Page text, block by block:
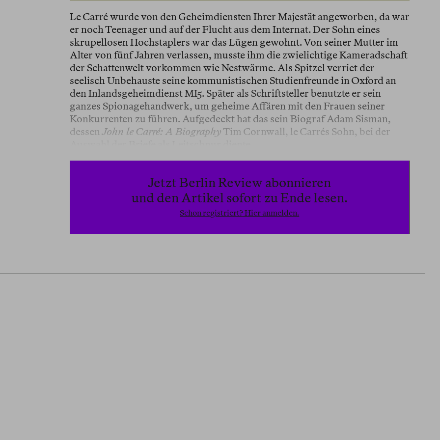
Le Carré wurde von den Geheimdiensten Ihrer Majestät angeworben, da war
er noch Teenager und auf der Flucht aus dem Internat. Der Sohn eines
skrupellosen Hochstaplers war das Lügen gewohnt. Von seiner Mutter im
Alter von fünf Jahren verlassen, musste ihm die zwielichtige Kameradschaft
der Schattenwelt vorkommen wie Nestwärme. Als Spitzel verriet der
seelisch Unbehauste seine kommunistischen Studienfreunde in Oxford an
den Inlandsgeheimdienst MI5. Später als Schriftsteller benutzte er sein
ganzes Spionagehandwerk, um geheime Affären mit den Frauen seiner
Konkurrenten zu führen. Aufgedeckt hat das sein Biograf Adam Sisman,
dessenJohn le Carré: A Biography Tim Cornwall, le Carrés Sohn, bei der
Jetzt Berlin Review abonnieren
und den Artikel sofort zu Ende lesen.
Schon registriert? Hier anmelden.